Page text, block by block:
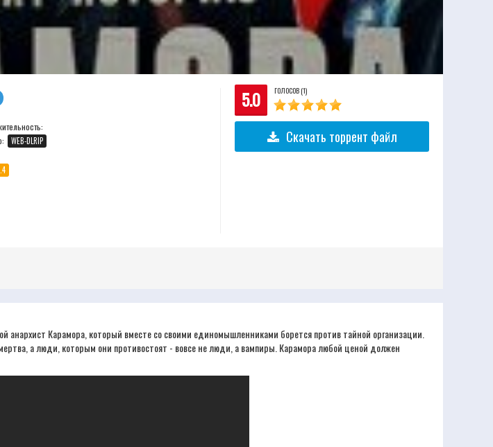
5.0 ГОЛОСОВ (1)
Скачать торрент файл
WEB-DLRIP
Карамора, который вместе со своими единомышленниками борется против тайной организации.
а люди, которым они противостоят - вовсе не люди, а вампиры. Карамора любой ценой должен